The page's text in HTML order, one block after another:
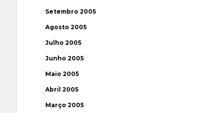
Setembro 2005
Agosto 2005
Julho 2005
Junho 2005
Maio 2005
Abril 2005
Março 2005